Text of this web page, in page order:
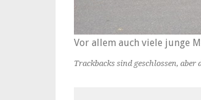
Vor allem auch viele junge
Trackbacks sind geschlossen, aber